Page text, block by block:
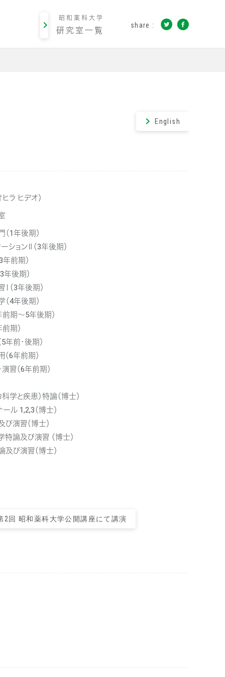
昭和薬科大学
研究室一覧
share :
English
ラ ヒデオ）
1年後期）
ションⅡ（3年後期）
前期）
後期）
（3年後期）
4年後期）
期～5年後期）
期）
年前・後期）
6年前期）
習（6年前期）
学と疾患）特論（博士）
ル 1,2,3（博士）
演習（博士）
論及び演習 （博士）
び演習（博士）
2回 昭和薬科大学公開講座にて講演